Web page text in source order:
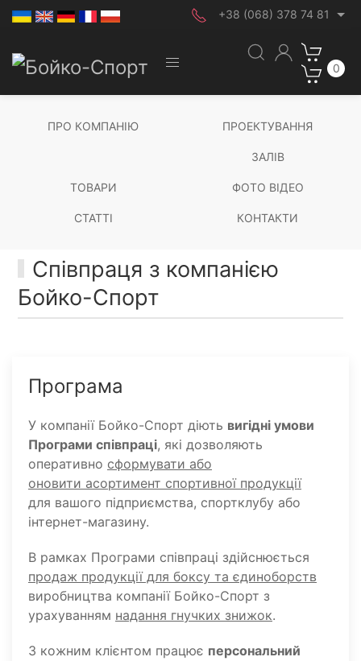
+38 (068) 378 74 81
0
ПРО КОМПАНІЮ ПРОЕКТУВАННЯ
ЗАЛІВ
ТОВАРИ ФОТО ВІДЕО
СТАТТІ КОНТАКТИ
Співпраця з компанією
Бойко-Спорт
Програма
У компанії Бойко-Спорт діють вигідні умови
Програми співпраці, які дозволяють
оперативно сформувати або
оновити асортимент спортивної продукції
для вашого підприємства, спортклубу або
інтернет-магазину.
В рамках Програми співпраці здійснюється
продаж продукції для боксу та єдиноборств
виробництва компанії Бойко-Спорт з
урахуванням надання гнучких знижок.
З кожним клієнтом працює персональний